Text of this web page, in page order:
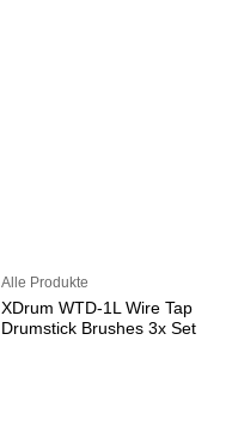
Alle Produkte
XDrum WTD-1L Wire Tap
Drumstick Brushes 3x Set